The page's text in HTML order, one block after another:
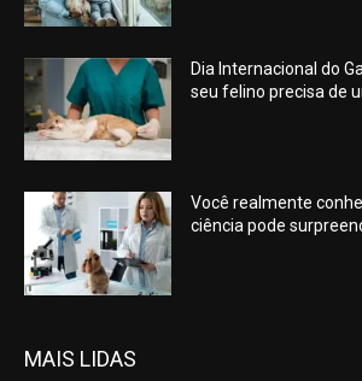
Dia Internacional do
seu felino precisa de
Você realmente
ciência pode
MAIS LIDAS